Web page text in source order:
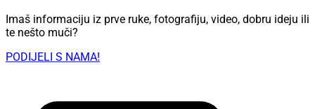
Imaš informaciju iz prve ruke, fotografiju, video, dobru ideju ili
te nešto muči?
PODIJELI S NAMA!